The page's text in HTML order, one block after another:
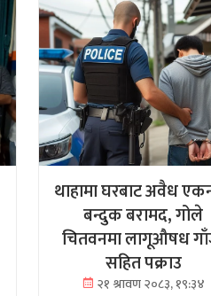
थाहामा घरबाट अवैध
बन्दुक बरामद, गोले
चितवनमा लागूऔषध
सहित पक्राउ
२१ श्रावण २०८३, १९:३४